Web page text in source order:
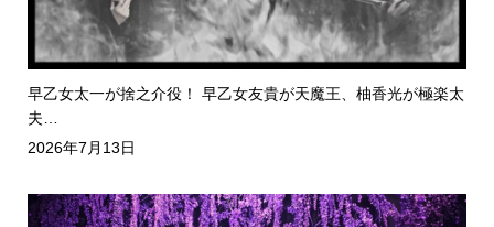
早乙女太一が捨之介役！ 早乙女友貴が天魔王、柚香光が極楽太
夫…
2026年7月13日